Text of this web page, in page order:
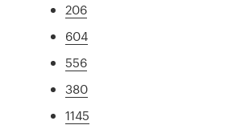
206
604
556
380
1145